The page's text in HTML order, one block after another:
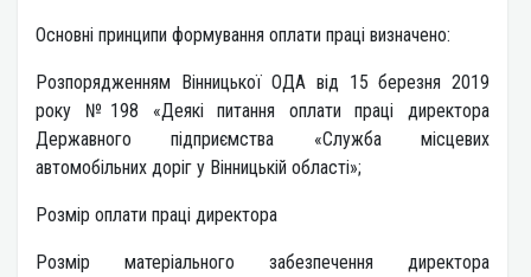
Основні принципи формування оплати праці визначено:
Розпорядженням Вінницької ОДА від 15 березня 2019
року №198 «Деякі питання оплати праці директора
Державного підприємства «Служба місцевих
автомобільних доріг у Вінницькій області»;
Розмір оплати праці директора
Розмір матеріального забезпечення директора